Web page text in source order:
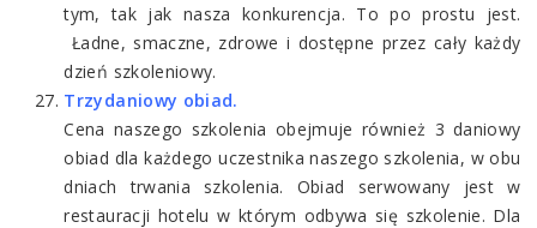
tym, tak jak nasza konkurencja. To po prostu jest.
Ładne, smaczne, zdrowe i dostępne przez cały każdy
dzień szkoleniowy.
Trzydaniowy obiad.
Cena naszego szkolenia obejmuje również 3 daniowy
obiad dla każdego uczestnika naszego szkolenia, w obu
dniach trwania szkolenia. Obiad serwowany jest w
restauracji hotelu w którym odbywa się szkolenie. Dla